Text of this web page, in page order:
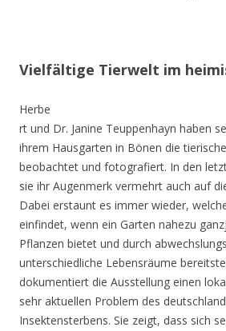
Vielfältige Tierwelt im
Herbe
rt und Dr. Janine Teuppenhayn haben
ihrem Hausgarten in Bönen die
beobachtet und fotografiert. In den
sie ihr Augenmerk vermehrt auch auf
Dabei erstaunt es immer wieder,
einfindet, wenn ein Garten nahezu
Pflanzen bietet und durch
unterschiedliche Lebensräume
dokumentiert die Ausstellung einen
sehr aktuellen Problem des
Insektensterbens. Sie zeigt, dass sich